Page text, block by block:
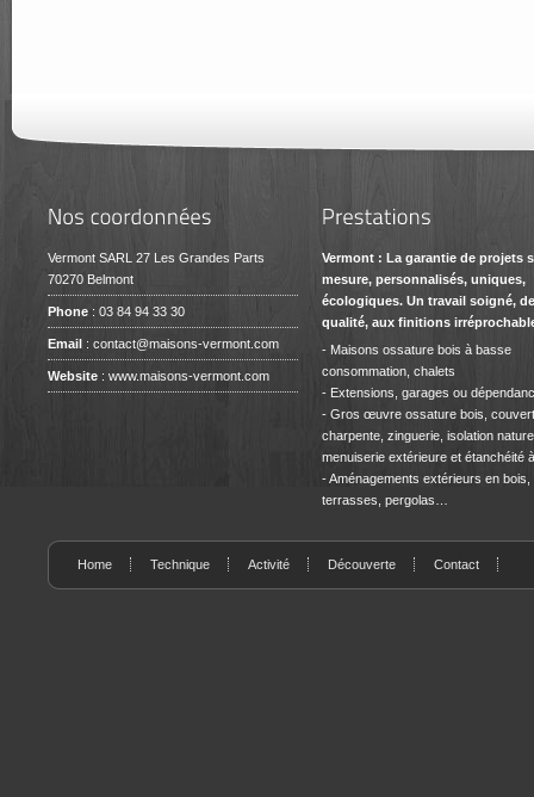
Vermont SARL 27 Les Grandes Parts
70270 Belmont
Phone : 03 84 94 33 30
Email : contact@maisons-vermont.com
Website : www.maisons-vermont.com
Vermont : La garantie de projets
mesure, personnalisés, uniques,
écologiques. Un travail soigné, de
qualité, aux finitions
- Maisons ossature bois à basse
consommation, chalets
- Extensions, garages ou
- Gros œuvre ossature bois,
charpente, zinguerie, isolation
menuiserie extérieure et étanchéité à
- Aménagements extérieurs en bois,
terrasses, pergolas…
Home Technique Activité Découverte Contact